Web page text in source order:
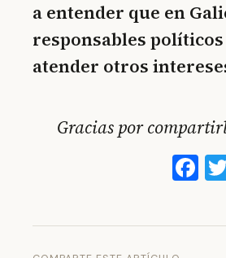
a entender que en
responsables
atender otros
Gracias por